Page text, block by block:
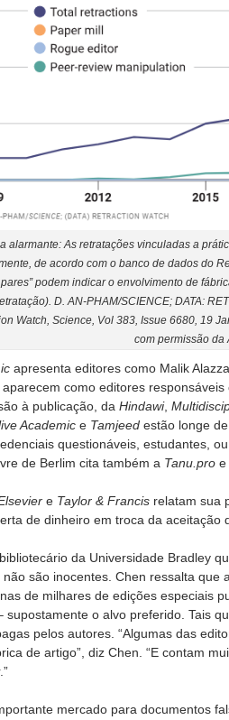
alarmante: As retratações vinculadas a
de acordo com o banco de dados do
podem indicar o envolvimento de
D. AN-PHAM/SCIENCE; DATA:
Watch, Science, Vol 383, Issue 6680, 19
com permissão da
apresenta editores como Malik
aparecem como editores
à publicação, da Hindawi,
Academic e Tamjeed estão longe
questionáveis, estudantes,
de Berlim cita também a Tanu.pro e
e Taylor & Francis relatam sua
de dinheiro em troca da aceitação
da Universidade Bradley
são inocentes. Chen ressalta que
de milhares de edições especiais
supostamente o alvo preferido. Tais
pelos autores. “Algumas das
de artigo”, diz Chen. “E contam
mercado para documentos